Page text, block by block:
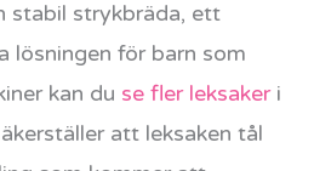
stabil strykbräda, ett
lösningen för barn som
kan du se fler leksakeri
att leksaken tål